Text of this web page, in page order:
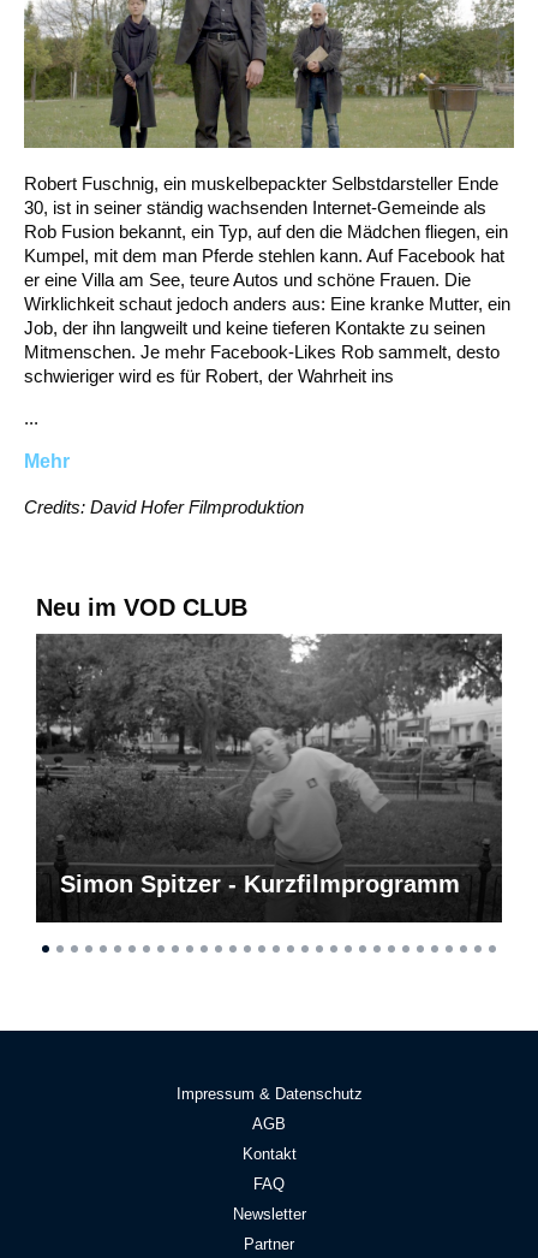
Robert Fuschnig, ein muskelbepackter Selbstdarsteller Ende
30, ist in seiner ständig wachsenden Internet-Gemeinde als
Rob Fusion bekannt, ein Typ, auf den die Mädchen fliegen, ein
Kumpel, mit dem man Pferde stehlen kann. Auf Facebook hat
er eine Villa am See, teure Autos und schöne Frauen. Die
Wirklichkeit schaut jedoch anders aus: Eine kranke Mutter, ein
Job, der ihn langweilt und keine tieferen Kontakte zu seinen
Mitmenschen. Je mehr Facebook-Likes Rob sammelt, desto
schwieriger wird es für Robert, der Wahrheit ins
...
Mehr
Credits: David Hofer Filmproduktion
Neu im VOD CLUB
Simon Spitzer - Kurzfilmprogramm
Impressum & Datenschutz
AGB
Kontakt
FAQ
Newsletter
Partner